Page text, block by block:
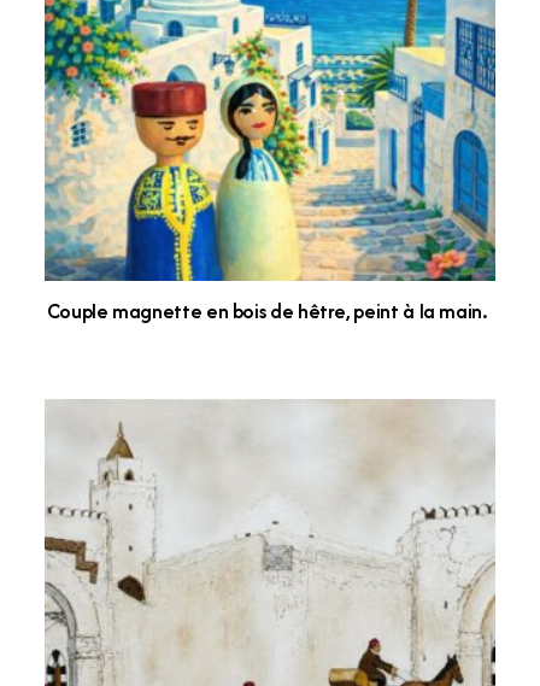
Couple magnette en bois de hêtre, peint à la main.